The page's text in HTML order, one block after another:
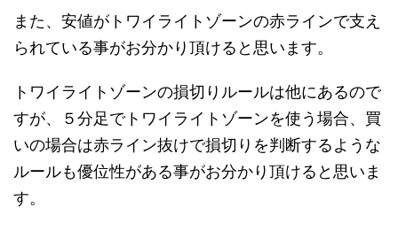
また、安値がトワイライトゾーンの赤ラインで支え
られている事がお分かり頂けると思います。
トワイライトゾーンの損切りルールは他にあるので
すが、５分足でトワイライトゾーンを使う場合、買
いの場合は赤ライン抜けで損切りを判断するような
ルールも優位性がある事がお分かり頂けると思いま
す。